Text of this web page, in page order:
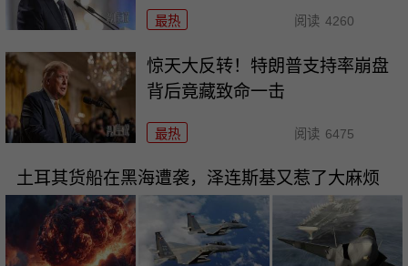
最热 阅读 4260
惊天大反转！特朗普支持率崩盘
背后竟藏致命一击
最热 阅读 6475
土耳其货船在黑海遭袭，泽连斯基又惹了大麻烦